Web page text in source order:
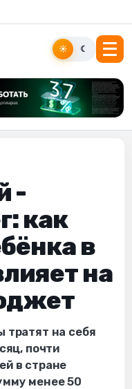
☀ ☾
-
как
в
на
тратят на себя
почти
в стране
менее 50